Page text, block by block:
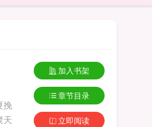
挽
天
加入书架
章节目录
立即阅读